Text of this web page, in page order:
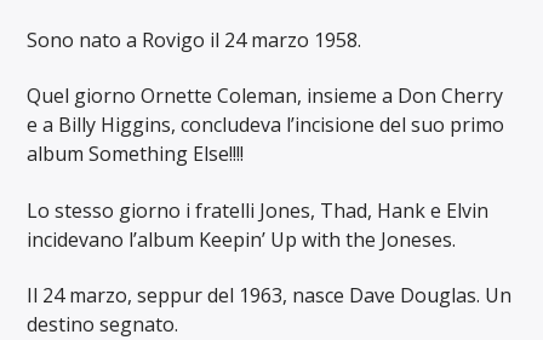
Sono nato a Rovigo il 24 marzo 1958.
Quel giorno Ornette Coleman, insieme a Don Cherry
e a Billy Higgins, concludeva l’incisione del suo primo
album Something Else!!!!
Lo stesso giorno i fratelli Jones, Thad, Hank e Elvin
incidevano l’album Keepin’ Up with the Joneses.
Il 24 marzo, seppur del 1963, nasce Dave Douglas. Un
destino segnato.